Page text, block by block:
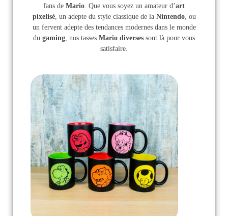
fans de Mario. Que vous soyez un amateur d’art
pixelisé, un adepte du style classique de la Nintendo, ou
un fervent adepte des tendances modernes dans le monde
du gaming, nos tasses Mario diverses sont là pour vous
satisfaire.